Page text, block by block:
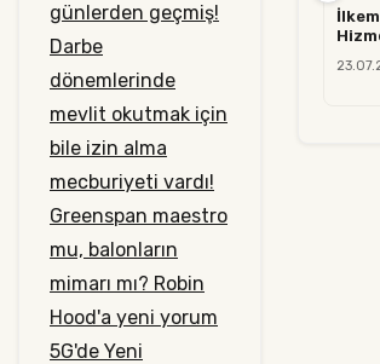
günlerden geçmiş!
Darbe
dönemlerinde
mevlit okutmak için
bile izin alma
mecburiyeti vardı!
Greenspan maestro
mu, balonların
mimarı mı? Robin
Hood'a yeni yorum
5G'de Yeni